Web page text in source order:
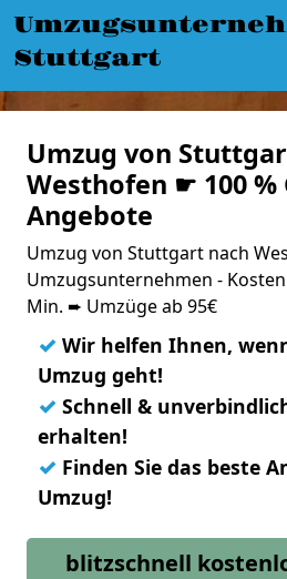
Stuttgart
Umzug von
Westhofen ☛ 100 %
Angebote
Umzug von Stuttgart nach
Umzugsunternehmen -
Min. ➨ Umzüge ab 95€
✓ Wir helfen Ihnen,
Umzug geht!
✓ Schnell &
erhalten!
✓ Finden Sie das beste
Umzug!
blitzschnell